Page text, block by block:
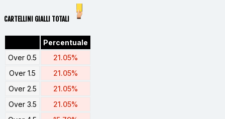
CARTELLINI GIALLI TOTALI
Percentuale
Over 0.5
21.05%
Over 1.5
21.05%
Over 2.5
21.05%
Over 3.5
21.05%